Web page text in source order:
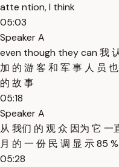
atte ntion, I think
05:03
Speaker A
even though they can 我
加 的 游 客 和 军 事 人 员
的 故 事
05:18
Speaker A
从 我们 的 观 众 因为 它 一
月 的 一 份 民 调 显 示 85
05:28